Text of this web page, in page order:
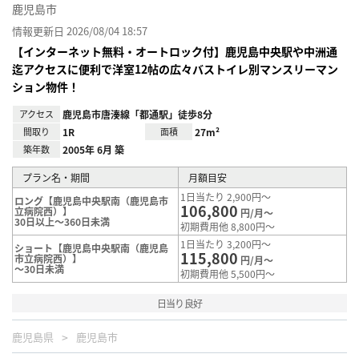
鹿児島市
情報更新日 2026/08/04 18:57
【インターネット無料・オートロック付】鹿児島中央駅や中洲通
迄アクセスに便利で洋室12帖の広々バストイレ別マンスリーマン
ション物件！
アクセス 鹿児島市唐湊線「都通駅」徒歩8分
間取り 1R 面積 27m²
築年数 2005年 6月 築
プラン名・期間
月額目安
ロング【鹿児島中央駅南（鹿児島市
立病院西）】
30日以上～360日未満
1日当たり 2,900円～
106,800 円/月～
初期費用他 8,800円～
ショート【鹿児島中央駅南（鹿児島
市立病院西）】
～30日未満
1日当たり 3,200円～
115,800 円/月～
初期費用他 5,500円～
日当り良好
鹿児島県 鹿児島市